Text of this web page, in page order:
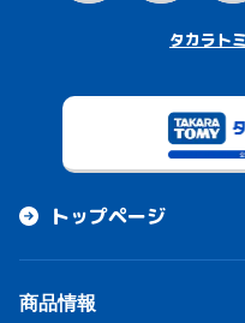
タカラト
トップページ
商品情報